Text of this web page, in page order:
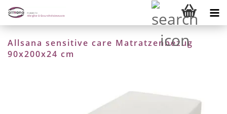
Allsana sensitive care Matratzenbezug
90x200x24 cm